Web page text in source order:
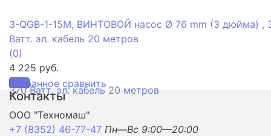
избранное сравнить
3-QGB-1-15M, ВИНТОВОЙ насос Ø 76 mm (3 дюйма) ,
Ватт. эл. кабель 20 метров
(0)
4 225 руб.
Контакты
ООО "Техномаш"
+7 (8352) 46-77-47 Пн—Вс 9:00—20:00